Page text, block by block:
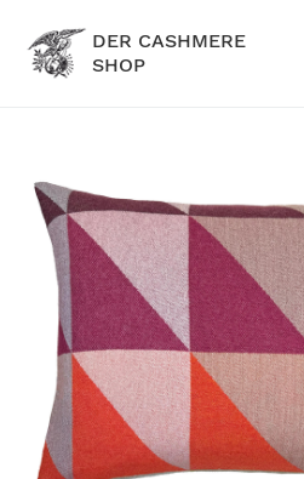
DER CASHMERE
SHOP